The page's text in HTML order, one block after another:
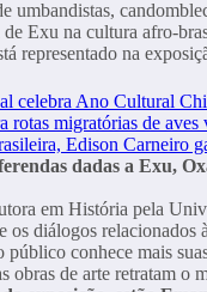
umbandistas,
representado na
celebra Ano Cultural
rotas migratórias de aves
Edison Carneiro
dadas a Exu,
em História pela
os diálogos relacionados
conhece mais
obras de arte retratam o